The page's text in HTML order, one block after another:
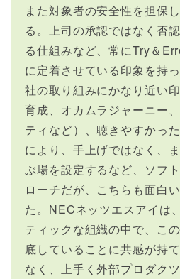
また対象者の安全性を担保
る。上司の承認ではなく否
る仕組みなど、常にTry＆
に定着させている印象を持
社の取り組みにかなり近い
育成、オカムラジャーニー
ティなど）、聴きやすかっ
により、手上げではなく、
ぶ場を設定するなど、ソフ
ローチだが、こちらも面白
た。NECネッツエスアイは
ティックな組織の中で、こ
底していることに共感が持
なく、上手く外部プロダク